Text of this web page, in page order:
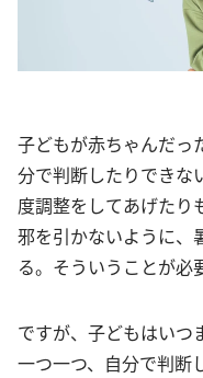
子どもが赤ちゃんだっ
分で判断したりできな
度調整をしてあげたり
邪を引かないように、
る。そういうことが必
ですが、子どもはいつ
一つ一つ、自分で判断